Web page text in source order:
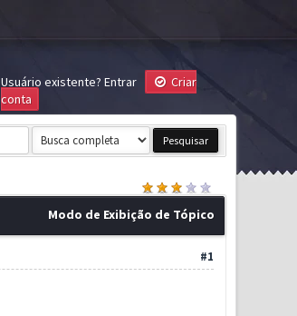
Usuário existente? Entrar
Criar
conta
Modo de Exibição de Tópico
#1